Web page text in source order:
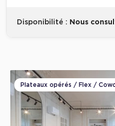
Disponibilité : Nous
Plateaux opérés / Flex /